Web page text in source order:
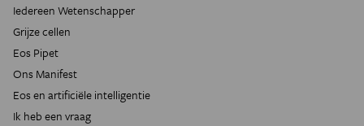
Iedereen Wetenschapper
Grijze cellen
Eos Pipet
Ons Manifest
Eos en artificiële intelligentie
Ik heb een vraag